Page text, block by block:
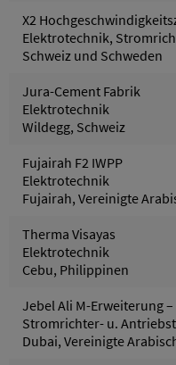
X2
Elektrotechnik,
Schweiz und Schweden
Jura-Cement Fabrik
Elektrotechnik
Wildegg, Schweiz
Fujairah F2 IWPP
Elektrotechnik
Fujairah, Vereinigte
Therma Visayas
Elektrotechnik
Cebu, Philippinen
Jebel Ali M-Erweiterung –
Stromrichter- u.
Dubai, Vereinigte